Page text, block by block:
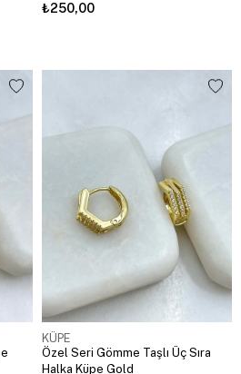
₺250,00
KÜPE
Özel Seri Gömme Taşlı Üç Sıra
Halka Küpe Gold